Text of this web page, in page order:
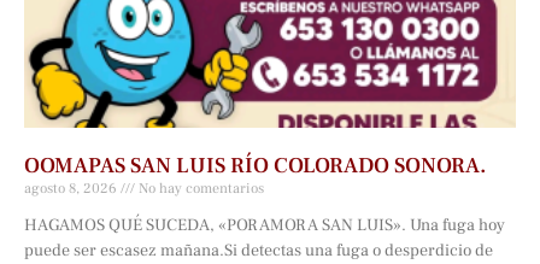
OOMAPAS SAN LUIS RÍO COLORADO SONORA.
agosto 8, 2026 No hay comentarios
HAGAMOS QUÉ SUCEDA, «POR AMOR A SAN LUIS». Una fuga hoy
puede ser escasez mañana.Si detectas una fuga o desperdicio de